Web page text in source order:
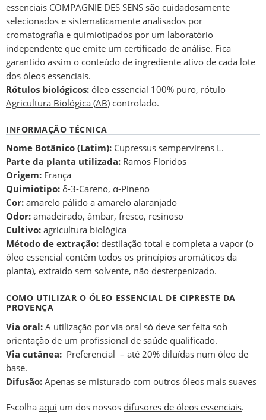
essenciais COMPAGNIE DES SENS são cuidadosamente
selecionados e sistematicamente analisados por
cromatografia e quimiotipados por um laboratório
independente que emite um certificado de análise. Fica
garantido assim o conteúdo de ingrediente ativo de cada lote
dos óleos essenciais.
Rótulos biológicos: óleo essencial 100% puro, rótulo
Agricultura Biológica (AB) controlado.
INFORMAÇÃO TÉCNICA
Nome Botânico (Latim): Cupressus sempervirens L.
Parte da planta utilizada: Ramos Floridos
Origem: França
Quimiotipo: δ-3-Careno, α-Pineno
Cor: amarelo pálido a amarelo alaranjado
Odor: amadeirado, âmbar, fresco, resinoso
Cultivo: agricultura biológica
Método de extração: destilação total e completa a vapor (o
óleo essencial contém todos os princípios aromáticos da
planta), extraído sem solvente, não desterpenizado.
COMO UTILIZAR O ÓLEO ESSENCIAL DE CIPRESTE DA
PROVENÇA
Via oral: A utilização por via oral só deve ser feita sob
orientação de um profissional de saúde qualificado.
Via cutânea: Preferencial – até 20% diluídas num óleo de
base.
Difusão: Apenas se misturado com outros óleos mais suaves
Escolha aqui um dos nossos difusores de óleos essenciais.